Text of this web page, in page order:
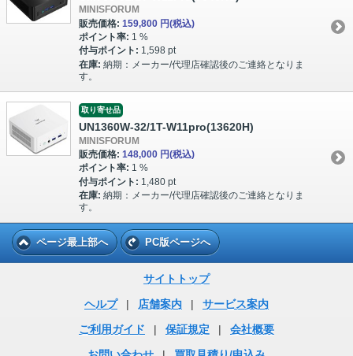
MINISFORUM
販売価格: 159,800 円(税込)
ポイント率: 1 %
付与ポイント: 1,598 pt
在庫: 納期：メーカー/代理店確認後のご連絡となりま
す。
取り寄せ品
UN1360W-32/1T-W11pro(13620H)
MINISFORUM
販売価格: 148,000 円(税込)
ポイント率: 1 %
付与ポイント: 1,480 pt
在庫: 納期：メーカー/代理店確認後のご連絡となりま
す。
ページ最上部へ PC版ページへ
サイトトップ
ヘルプ
| 店舗案内 |
サービス案内
ご利用ガイド
| 保証規定 |
会社概要